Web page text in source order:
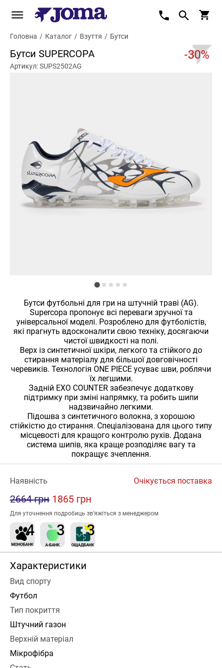
Головна / Каталог / Взуття / Бутси
Бутси SUPERCOPA -30%
Артикул: SUPS2502AG
Бутси футбольні для гри на штучній траві (AG).
Supercopa пропонує всі переваги зручної та
універсальної моделі. Розроблено для футболістів,
які прагнуть вдосконалити свою техніку, досягаючи
чистої швидкості на полі.
Верх із синтетичної шкіри, легкого та стійкого до
стирання матеріалу для більшої довговічності
черевиків. Технологія ONE PIECE усуває шви, роблячи
їх легшими.
Задній EXO COUNTER забезпечує додаткову
підтримку при зміні напрямку, та робить шипи
надзвичайно легкими.
Підошва з синтетичного волокна, з хорошою
стійкістю до стирання. Спеціалізована для цього типу
місцевості для кращого контролю рухів. Додана
система шипів, яка краще розподіляє вагу та
покращує зчеплення.
Наявність Очікується поставка
2664 грн 1865 грн
Для уточнення подробиць зв’яжіться з менеджером
Характеристики
Вид спорту
Футбол
Тип покриття
Штучний газон
Верхній матеріал
Мікрофібра